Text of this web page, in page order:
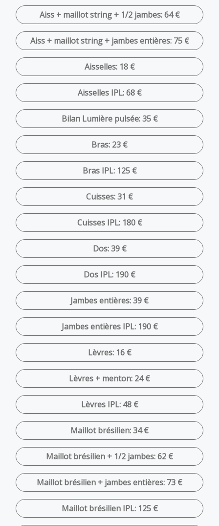
Aiss + maillot string + 1/2 jambes: 64 €
Aiss + maillot string + jambes entières: 75 €
Aisselles: 18 €
Aisselles IPL: 68 €
Bilan Lumière pulsée: 35 €
Bras: 23 €
Bras IPL: 125 €
Cuisses: 31 €
Cuisses IPL: 180 €
Dos: 39 €
Dos IPL: 190 €
Jambes entières: 39 €
Jambes entières IPL: 190 €
Lèvres: 16 €
Lèvres + menton: 24 €
Lèvres IPL: 48 €
Maillot brésilien: 34 €
Maillot brésilien + 1/2 jambes: 62 €
Maillot brésilien + jambes entières: 73 €
Maillot brésilien IPL: 125 €